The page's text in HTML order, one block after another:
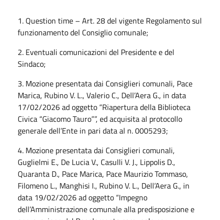
1. Question time – Art. 28 del vigente Regolamento sul
funzionamento del Consiglio comunale;
2. Eventuali comunicazioni del Presidente e del
Sindaco;
3. Mozione presentata dai Consiglieri comunali, Pace
Marica, Rubino V. L., Valerio C., Dell’Aera G., in data
17/02/2026 ad oggetto “Riapertura della Biblioteca
Civica “Giacomo Tauro””, ed acquisita al protocollo
generale dell’Ente in pari data al n. 0005293;
4. Mozione presentata dai Consiglieri comunali,
Guglielmi E., De Lucia V., Casulli V. J., Lippolis D.,
Quaranta D., Pace Marica, Pace Maurizio Tommaso,
Filomeno L., Manghisi I., Rubino V. L., Dell’Aera G., in
data 19/02/2026 ad oggetto “Impegno
dell’Amministrazione comunale alla predisposizione e